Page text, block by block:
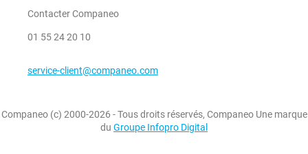
Contacter Companeo
01 55 24 20 10
service-client@companeo.com
Companeo (c) 2000-2026 - Tous droits réservés, Companeo Une marque
du Groupe Infopro Digital